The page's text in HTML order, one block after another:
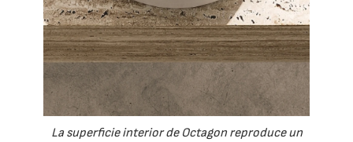
La superficie interior de Octagon reproduce un